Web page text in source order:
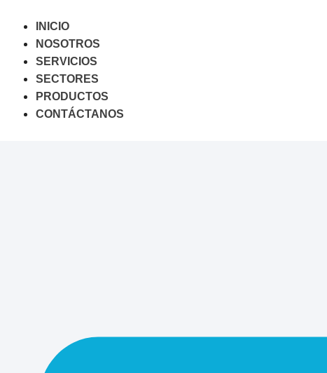
contenido
INICIO
NOSOTROS
SERVICIOS
SECTORES
PRODUCTOS
CONTÁCTANOS